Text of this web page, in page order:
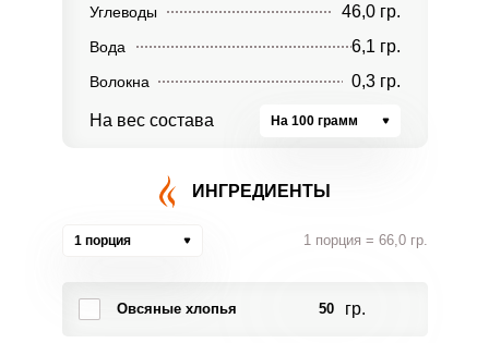
Углеводы 46,0 гр.
Вода 6,1 гр.
Волокна 0,3 гр.
На вес состава На 100 грамм
ИНГРЕДИЕНТЫ
1 порция 1 порция = 66,0 гр.
Овсяные хлопья 50 гр.